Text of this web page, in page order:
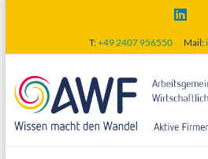
content
T:+49 2407 956550 Mail: